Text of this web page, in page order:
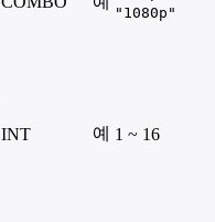
"1080p"
INT 예 1 ~ 16